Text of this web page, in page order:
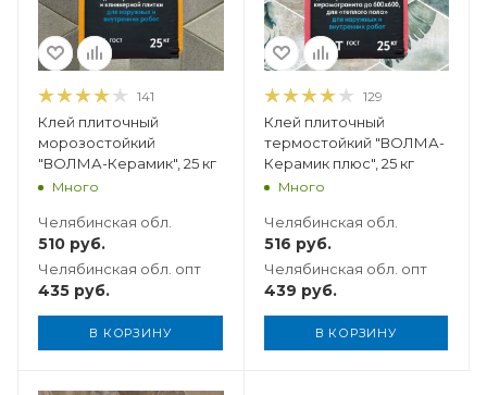
141
Клей плиточный
морозостойкий
"ВОЛМА-Керамик", 25 кг
Много
Челябинская обл.
510 руб.
Челябинская обл. опт
435 руб.
В КОРЗИНУ
129
Клей плиточный
термостойкий "ВОЛМА-
Керамик плюс", 25 кг
Много
Челябинская обл.
516 руб.
Челябинская обл. опт
439 руб.
В КОРЗИНУ